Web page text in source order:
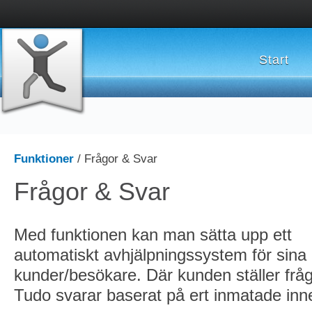
Start
Funktioner / Frågor & Svar
Frågor & Svar
Med funktionen kan man sätta upp ett
automatiskt avhjälpningssystem för sina
kunder/besökare. Där kunden ställer
Tudo svarar baserat på ert inmatade